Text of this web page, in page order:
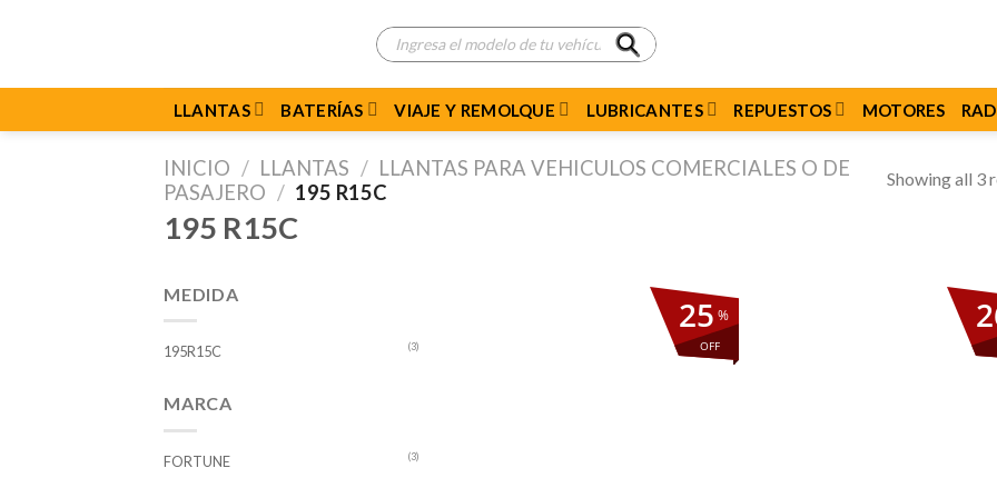
Búsqueda
de
productos
LLANTAS BATERÍAS VIAJE Y REMOLQUE LUBRICANTES REPUESTOS MOTORES
INICIO / LLANTAS / LLANTAS PARA VEHICULOS COMERCIALES O DE
PASAJERO / 195 R15C
Showing all 3
195 R15C
MEDIDA
195R15C (3)
MARCA
FORTUNE (3)
%
OFF
25